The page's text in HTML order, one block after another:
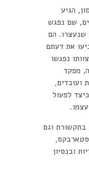
הגיע
שם נפגש
שנעצרו. הם
את דעתם
נפגשו
מפקד
ועובדים,
לפעול
בתקשורת וגם
ובנסיון